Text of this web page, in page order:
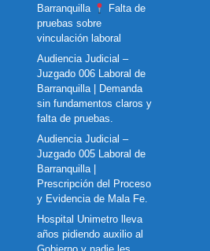
Barranquilla
Falta de
pruebas sobre
vinculación laboral
Audiencia Judicial –
Juzgado 006 Laboral de
Barranquilla | Demanda
sin fundamentos claros y
falta de pruebas.
Audiencia Judicial –
Juzgado 005 Laboral de
Barranquilla |
Prescripción del Proceso
y Evidencia de Mala Fe.
Hospital Unimetro lleva
años pidiendo auxilio al